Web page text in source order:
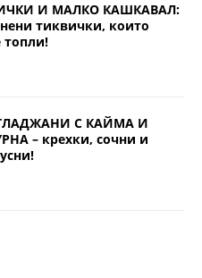
И МАЛКО КАШКАВАЛ:
тиквички, които
топли!
С КАЙМА И
– крехки, сочни и